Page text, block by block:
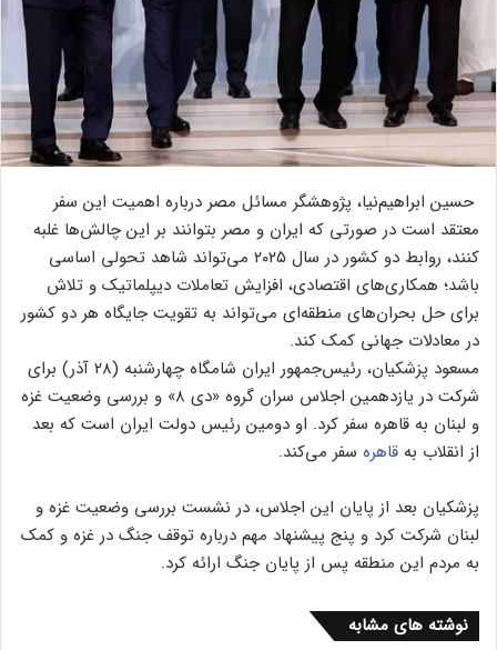
حسین ابراهیم‌نیا، پژوهشگر مسائل مصر درباره اهمیت این سفر
معتقد است در صورتی که ایران و مصر بتوانند بر این چالش‌ها غلبه
کنند، روابط دو کشور در سال ۲۰۲۵ می‌تواند شاهد تحولی اساسی
باشد؛ همکاری‌های اقتصادی، افزایش تعاملات دیپلماتیک و تلاش
برای حل بحران‌های منطقه‌ای می‌تواند به تقویت جایگاه هر دو کشور
در معادلات جهانی کمک کند.
مسعود پزشکیان، رئیس‌جمهور ایران شامگاه چهارشنبه (۲۸ آذر) برای
شرکت در یازدهمین اجلاس سران گروه «دی ۸» و بررسی وضعیت غزه
و لبنان به قاهره سفر کرد. او دومین رئیس دولت ایران است که بعد
از انقلاب به قاهره سفر می‌کند.
پزشکیان بعد از پایان این اجلاس، در نشست بررسی وضعیت غزه و
لبنان شرکت کرد و پنج پیشنهاد مهم درباره توقف جنگ در غزه و کمک
به مردم این منطقه پس از پایان جنگ ارائه کرد.
نوشته های مشابه